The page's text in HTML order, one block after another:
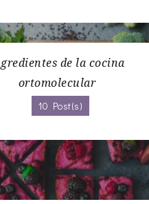
de la cocina
ortomolecular
10 Post(s)